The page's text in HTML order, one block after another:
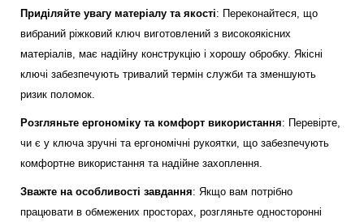
Приділяйте увагу матеріалу та якості: Переконайтеся, що
вибраний ріжковий ключ виготовлений з високоякісних
матеріалів, має надійну конструкцію і хорошу обробку. Якісні
ключі забезпечують тривалий термін служби та зменшують
ризик поломок.
Розгляньте ергономіку та комфорт використання: Перевірте,
чи є у ключа зручні та ергономічні рукоятки, що забезпечують
комфортне використання та надійне захоплення.
Зважте на особливості завдання: Якщо вам потрібно
працювати в обмежених просторах, розгляньте односторонні